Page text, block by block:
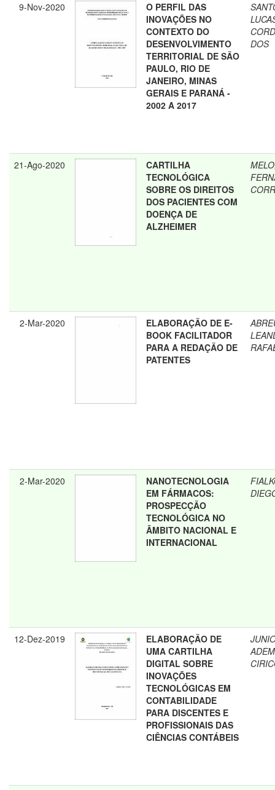
9-Nov-2020
O PERFIL DAS
INOVAÇÕES NO
CONTEXTO DO
DESENVOLVIMENTO
TERRITORIAL DE SÃO
PAULO, RIO DE
JANEIRO, MINAS
GERAIS E PARANÁ -
2002 A 2017
DOS
21-Ago-2020
CARTILHA
TECNOLÓGICA
SOBRE OS DIREITOS
DOS PACIENTES COM
DOENÇA DE
ALZHEIMER
2-Mar-2020
ELABORAÇÃO DE E-
BOOK FACILITADOR
PARA A REDAÇÃO DE
PATENTES
2-Mar-2020
NANOTECNOLOGIA
EM FÁRMACOS:
PROSPECÇÃO
TECNOLÓGICA NO
ÂMBITO NACIONAL E
INTERNACIONAL
12-Dez-2019
ELABORAÇÃO DE
UMA CARTILHA
DIGITAL SOBRE
INOVAÇÕES
TECNOLÓGICAS EM
CONTABILIDADE
PARA DISCENTES E
PROFISSIONAIS DAS
CIÊNCIAS CONTÁBEIS